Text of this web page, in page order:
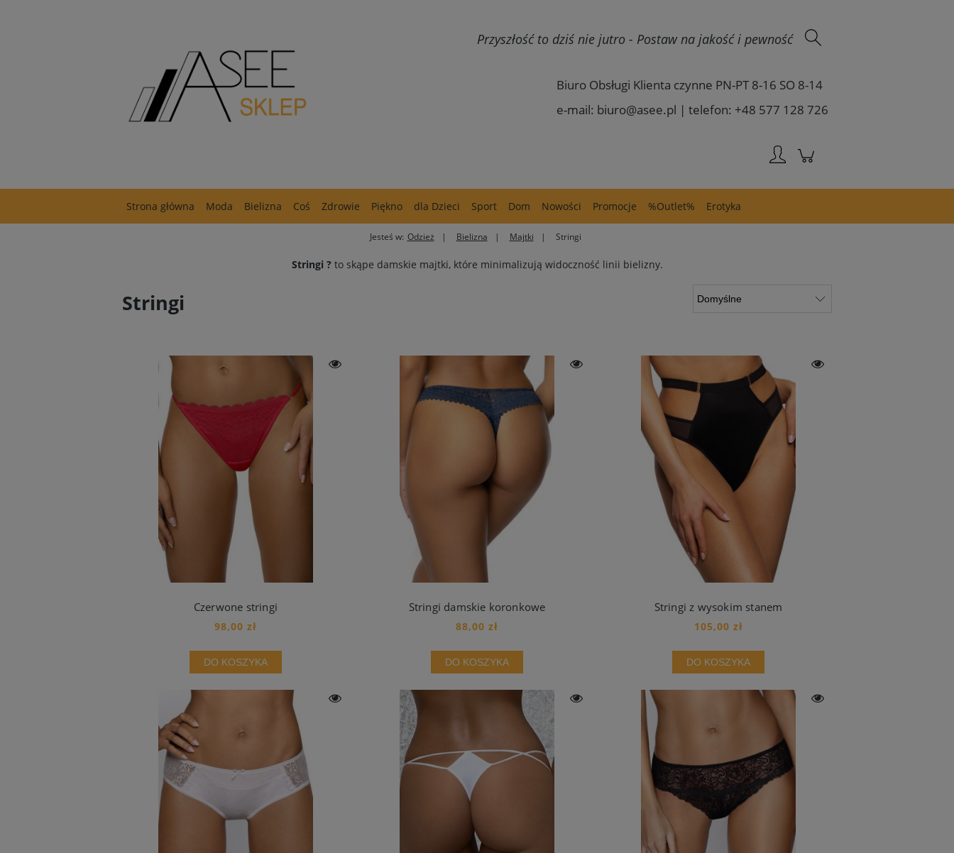
Przyszłość to dziś nie jutro - Postaw na jakość i pewność
Biuro Obsługi Klienta czynne PN-PT 8-16 SO 8-14
e-mail: biuro@asee.pl | telefon: +48 577 128 726
Strona główna Moda Bielizna Coś Zdrowie Piękno dla Dzieci Sport Dom Nowości Promocje %Outlet% Erotyka
Jesteś w: Odzież Bielizna Majtki Stringi
Stringi ?to skąpe damskie majtki, które minimalizują widoczność linii bielizny.
Stringi
Czerwone stringi
98,00 zł
DO KOSZYKA
Stringi damskie koronkowe
88,00 zł
DO KOSZYKA
Stringi z wysokim stanem
105,00 zł
DO KOSZYKA